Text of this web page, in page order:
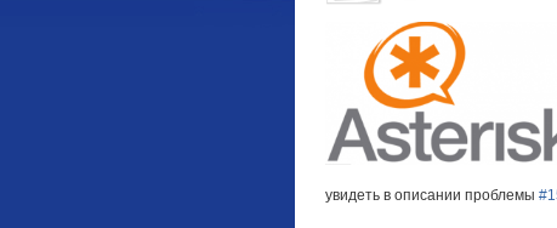
увидеть в описании проблемы